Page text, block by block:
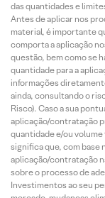
das quantidades e
Antes de aplicar nos
material, é importante
comporta a aplicação
questão, bem como se
quantidade para a
informações
ainda, consultando o
Risco). Caso a sua
aplicação/contratação
quantidade e/ou
significa que, com base
aplicação/contratação
sobre o processo de
Investimentos ao seu